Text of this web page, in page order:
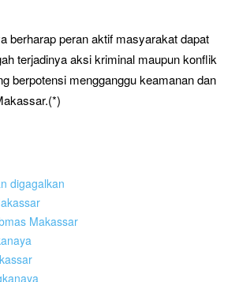
berharap peran aktif masyarakat dapat
terjadinya aksi kriminal maupun konflik
berpotensi mengganggu keamanan dan
digagalkan
Makassar